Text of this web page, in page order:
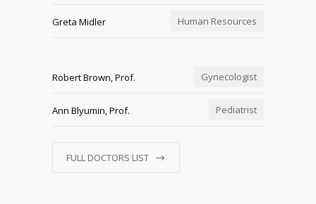
Greta Midler Human Resources
Robert Brown, Prof. Gynecologist
Ann Blyumin, Prof. Pediatrist
FULL DOCTORS LIST